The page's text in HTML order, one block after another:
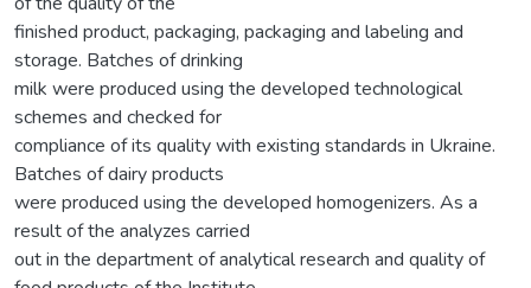
finished product, packaging, packaging and labeling and
storage. Batches of drinking
milk were produced using the developed technological
schemes and checked for
compliance of its quality with existing standards in Ukraine.
Batches of dairy products
were produced using the developed homogenizers. As a
result of the analyzes carried
out in the department of analytical research and quality of